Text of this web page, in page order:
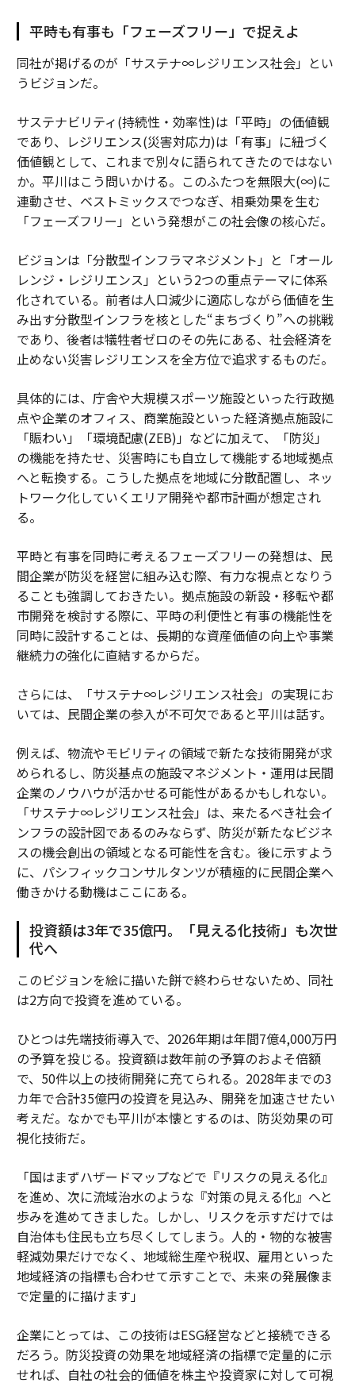
平時も有事も「フェーズフリー」で捉えよ
同社が掲げるのが「サステナ∞レジリエンス社会」とい
うビジョンだ。
サステナビリティ(持続性・効率性)は「平時」の価値観
であり、レジリエンス(災害対応力)は「有事」に紐づく
価値観として、これまで別々に語られてきたのではない
か。平川はこう問いかける。このふたつを無限大(∞)に
連動させ、ベストミックスでつなぎ、相乗効果を生む
「フェーズフリー」という発想がこの社会像の核心だ。
ビジョンは「分散型インフラマネジメント」と「オール
レンジ・レジリエンス」という2つの重点テーマに体系
化されている。前者は人口減少に適応しながら価値を生
み出す分散型インフラを核とした“まちづくり”への挑戦
であり、後者は犠牲者ゼロのその先にある、社会経済を
止めない災害レジリエンスを全方位で追求するものだ。
具体的には、庁舎や大規模スポーツ施設といった行政拠
点や企業のオフィス、商業施設といった経済拠点施設に
「賑わい」「環境配慮(ZEB)」などに加えて、「防災」
の機能を持たせ、災害時にも自立して機能する地域拠点
へと転換する。こうした拠点を地域に分散配置し、ネッ
トワーク化していくエリア開発や都市計画が想定され
る。
平時と有事を同時に考えるフェーズフリーの発想は、民
間企業が防災を経営に組み込む際、有力な視点となりう
ることも強調しておきたい。拠点施設の新設・移転や都
市開発を検討する際に、平時の利便性と有事の機能性を
同時に設計することは、長期的な資産価値の向上や事業
継続力の強化に直結するからだ。
さらには、「サステナ∞レジリエンス社会」の実現にお
いては、民間企業の参入が不可欠であると平川は話す。
例えば、物流やモビリティの領域で新たな技術開発が求
められるし、防災基点の施設マネジメント・運用は民間
企業のノウハウが活かせる可能性があるかもしれない。
「サステナ∞レジリエンス社会」は、来たるべき社会イ
ンフラの設計図であるのみならず、防災が新たなビジネ
スの機会創出の領域となる可能性を含む。後に示すよう
に、パシフィックコンサルタンツが積極的に民間企業へ
働きかける動機はここにある。
投資額は3年で35億円。「見える化技術」も次世
代へ
このビジョンを絵に描いた餅で終わらせないため、同社
は2方向で投資を進めている。
ひとつは先端技術導入で、2026年期は年間7億4,000万円
の予算を投じる。投資額は数年前の予算のおよそ倍額
で、50件以上の技術開発に充てられる。2028年までの3
カ年で合計35億円の投資を見込み、開発を加速させたい
考えだ。なかでも平川が本懐とするのは、防災効果の可
視化技術だ。
「国はまずハザードマップなどで『リスクの見える化』
を進め、次に流域治水のような『対策の見える化』へと
歩みを進めてきました。しかし、リスクを示すだけでは
自治体も住民も立ち尽くしてしまう。人的・物的な被害
軽減効果だけでなく、地域総生産や税収、雇用といった
地域経済の指標も合わせて示すことで、未来の発展像ま
で定量的に描けます」
企業にとっては、この技術はESG経営などと接続できる
だろう。防災投資の効果を地域経済の指標で定量的に示
せれば、自社の社会的価値を株主や投資家に対して可視